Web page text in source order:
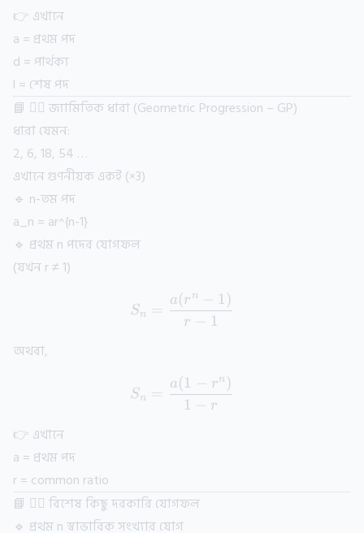
👉 এখানে
a = প্রথম পদ
d = পার্থক্য
l = শেষ পদ
📘 ২️⃣ জ্যামিতিক ধারা (Geometric Progression – GP)
ধারা যেমন:
2, 6, 18, 54 …
এখানে গুণনীয়ক একই (×3)
🔹 n-তম পদ
a_n = ar^{n-1}
🔹 প্রথম n পদের যোগফল
(যখন r ≠ 1)
S_n = \frac{a(r^n - 1)}{r
Sn =
r − 1
a(r n − 1)
অথবা,
S_n = \frac{a(1 - r^n)}{1
Sn =
1 − r
a(1 − rn )
👉 এখানে
a = প্রথম পদ
r = common ratio
📘 ৩️⃣ বিশেষ কিছু দরকারি যোগফল
🔹 প্রথম n স্বাভাবিক সংখ্যার যোগ